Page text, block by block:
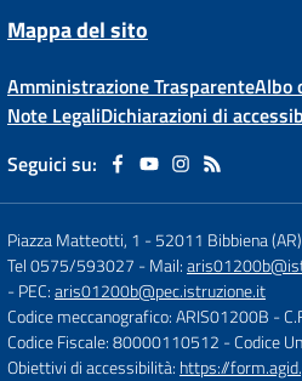
Mappa del sito
Amministrazione TrasparenteAlbo
Note LegaliDichiarazioni di
Seguici su:
Piazza Matteotti, 1 -52011 Bibbiena (AR)
Tel 0575/593027 - Mail:
- PEC:aris01200b@pec.istruzione.it
Codice meccanografico: ARIS01200B -
Codice Fiscale: 80000110512 - Codice
Obiettivi di accessibilità: https://